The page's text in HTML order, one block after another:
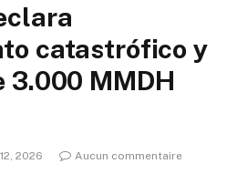
catastrófico y
3.000 MMDH
2026
Aucun commentaire